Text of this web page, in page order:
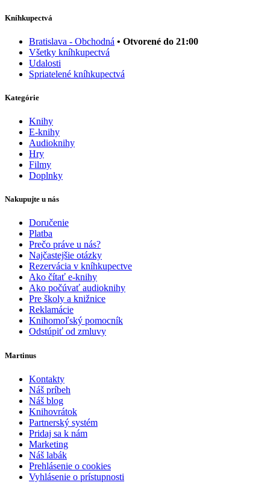
Kníhkupectvá
Bratislava - Obchodná • Otvorené do 21:00
Všetky kníhkupectvá
Udalosti
Spriatelené kníhkupectvá
Kategórie
Knihy
E-knihy
Audioknihy
Hry
Filmy
Doplnky
Nakupujte u nás
Doručenie
Platba
Prečo práve u nás?
Najčastejšie otázky
Rezervácia v kníhkupectve
Ako čítať e-knihy
Ako počúvať audioknihy
Pre školy a knižnice
Reklamácie
Knihomoľský pomocník
Odstúpiť od zmluvy
Martinus
Kontakty
Náš príbeh
Náš blog
Knihovrátok
Partnerský systém
Pridaj sa k nám
Marketing
Náš labák
Prehlásenie o cookies
Vyhlásenie o prístupnosti